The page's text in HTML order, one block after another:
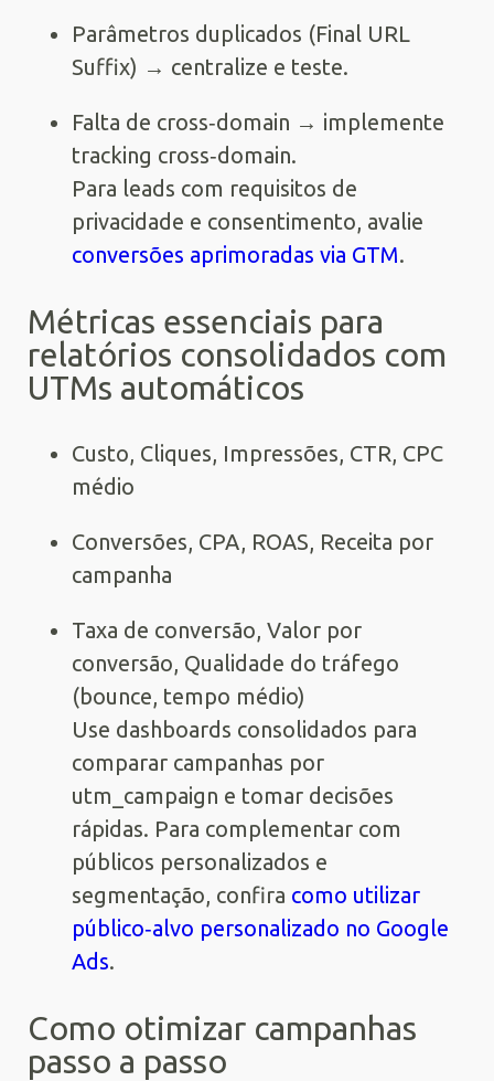
Parâmetros duplicados (Final URL
Suffix) → centralize e teste.
Falta de cross‑domain → implemente
tracking cross‑domain.
Para leads com requisitos de
privacidade e consentimento, avalie
conversões aprimoradas via GTM.
Métricas essenciais para
relatórios consolidados com
UTMs automáticos
Custo, Cliques, Impressões, CTR, CPC
médio
Conversões, CPA, ROAS, Receita por
campanha
Taxa de conversão, Valor por
conversão, Qualidade do tráfego
(bounce, tempo médio)
Use dashboards consolidados para
comparar campanhas por
utm_campaign e tomar decisões
rápidas. Para complementar com
públicos personalizados e
segmentação, confira como utilizar
público‑alvo personalizado no Google
Ads.
Como otimizar campanhas
passo a passo